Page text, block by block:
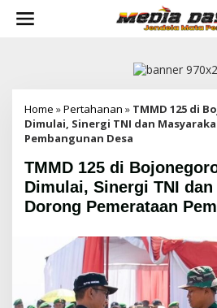
Home »Pertahanan » TMMD 125 di
Dimulai, Sinergi TNI dan
Pembangunan Desa
TMMD 125 di
Dimulai, Sinergi TNI
Dorong Pemerataan